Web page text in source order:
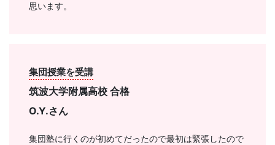
思います。
集団授業を受講
筑波大学附属高校 合格
O.Y.さん
集団塾に行くのが初めてだったので最初は緊張したので